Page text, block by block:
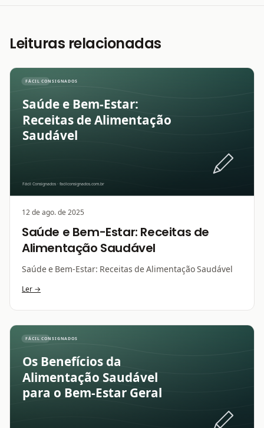
Leituras relacionadas
12 de ago. de 2025
Saúde e Bem-Estar: Receitas de
Alimentação Saudável
Saúde e Bem-Estar: Receitas de Alimentação Saudável
Ler →